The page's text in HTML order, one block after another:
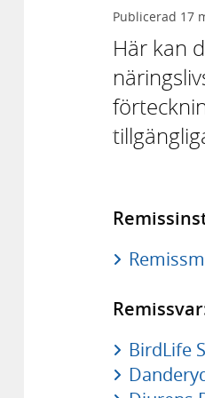
Publicerad 17
Här kan
BirdLife